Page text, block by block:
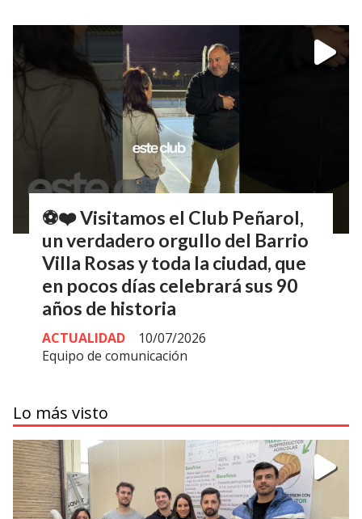
⚽❤️ Visitamos el Club Peñarol,
un verdadero orgullo del Barrio
Villa Rosas y toda la ciudad, que
en pocos días celebrará sus 90
años de historia
Equipo de comunicación
ACTUALIDAD 10/07/2026
Lo más visto